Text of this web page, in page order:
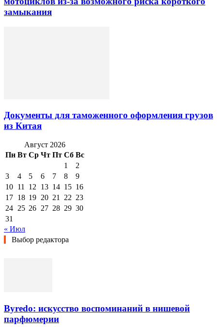
замыкания
Документы для таможенного оформления грузов
из Китая
Август 2026
Пн Вт Ср Чт Пт Сб Вс
1
2
3
4 5 6 7 8
9
10 11 12 13 14 15 16
17 18 19 20 21 22 23
24 25 26 27 28 29 30
31
« Июл
Выбор редактора
Byredo: искусство воспоминаний в нишевой
парфюмерии